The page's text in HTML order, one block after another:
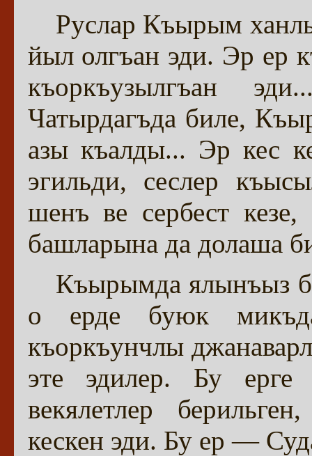
Руслар Къырым
йыл олгъан эди. Эр ер
къоркъузылгъан
Чатырдагъда биле,
азы къалды... Эр кес
эгильди, сеслер
шенъ ве сербест
башларына да долаша
Къырымда ялынъыз
о ерде буюк
къоркъунчлы
эте эдилер. Бу ерге
векялетлер
кескен эди. Бу ер —